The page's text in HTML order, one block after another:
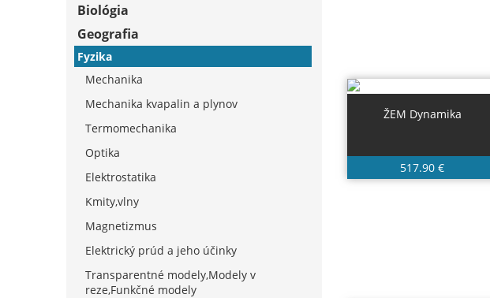
Biológia
Geografia
Fyzika
Mechanika
Mechanika kvapalin a plynov
Termomechanika
Optika
Elektrostatika
Kmity,vlny
Magnetizmus
Elektrický prúd a jeho účinky
Transparentné modely,Modely v
reze,Funkčné modely
ŽEM Dynamika
517.90 €